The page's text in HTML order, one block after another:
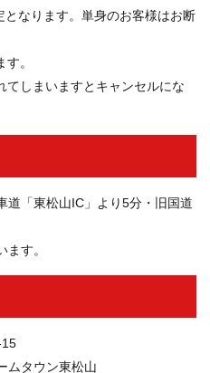
なります。単身のお客様はお断
。
てしまいますとキャンセルにな
道「東松山IC」より5分・旧国道
す。
ムタウン東松山